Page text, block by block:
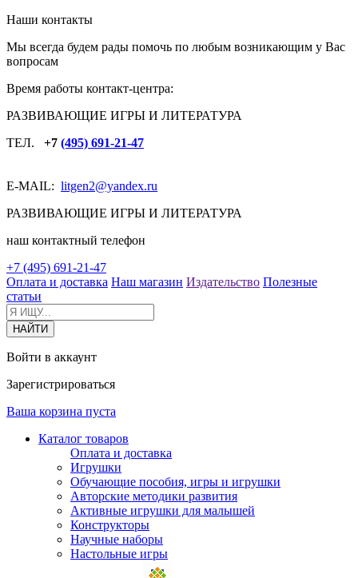
Наши контакты
Мы всегда будем рады помочь по любым возникающим у Вас
вопросам
Время работы контакт-центра:
РАЗВИВАЮЩИЕ ИГРЫ И ЛИТЕРАТУРА
ТЕЛ. +7 (495) 691-21-47
E-MAIL: litgen2@yandex.ru
РАЗВИВАЮЩИЕ ИГРЫ И ЛИТЕРАТУРА
наш контактный телефон
+7 (495) 691-21-47
Оплата и доставка Наш магазин Издательство Полезные
статьи
Войти в аккаунт
Зарегистрироваться
Ваша корзина пуста
Каталог товаров
Оплата и доставка
Игрушки
Обучающие пособия, игры и игрушки
Авторские методики развития
Активные игрушки для малышей
Конструкторы
Научные наборы
Настольные игры